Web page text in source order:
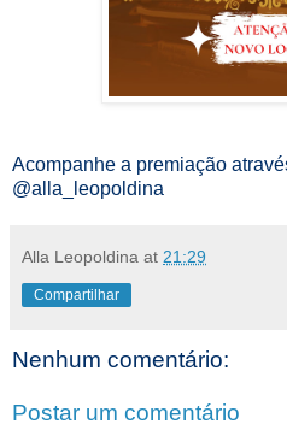
Acompanhe a premiação
@alla_leopoldina
Alla Leopoldina at 21:29
Compartilhar
Nenhum comentário:
Postar um comentário